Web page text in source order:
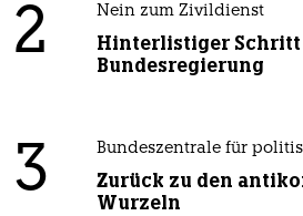
2 Nein zum Zivildienst
Hinterlistiger Schritt
Bundesregierung
3 Bundeszentrale für
Zurück zu den
Wurzeln